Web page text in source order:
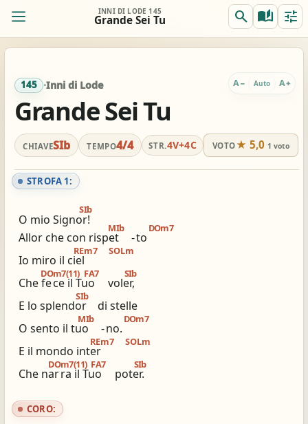
INNI DI LODE 145
Grande Sei Tu search auto_stories tune
SIb SIb
SIb remove Off add SIb
Accordi completi
tocca per semplificare
Per chitarra, suggerito:
view_column_2
2 colonne
keyboard_double_arrow_down
graphic_eq
Accordatore
library_books
Simili altri innari
ios_share
Condividi
145 ·Inni di Lode A− Auto A+
Grande Sei Tu
CHIAVESIb TEMPO4/4 STR.4V+4C VOTO★ 5,0 1 voto
STROFA 1:
O mio Signor!
SIb
Allor che con rispet
MIb
-to
DOm7
Io miro il ciel
REm7 SOLm
Che fe
DOm7(11)
ce il Tuo
FA7
voler,
SIb
E lo splendor
SIb
di stelle
O sento il tuo
MIb
-no.
DOm7
E il mondo inter
REm7 SOLm
Che nar
DOm7(11)
ra il Tuo
FA7
poter.
SIb
CORO: